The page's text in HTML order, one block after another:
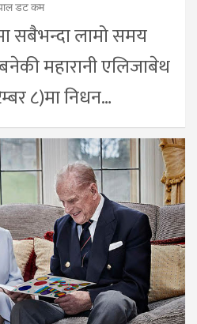
डट कम
सबैभन्दा लामो समय
महारानी एलिजाबेथ
८)मा निधन…